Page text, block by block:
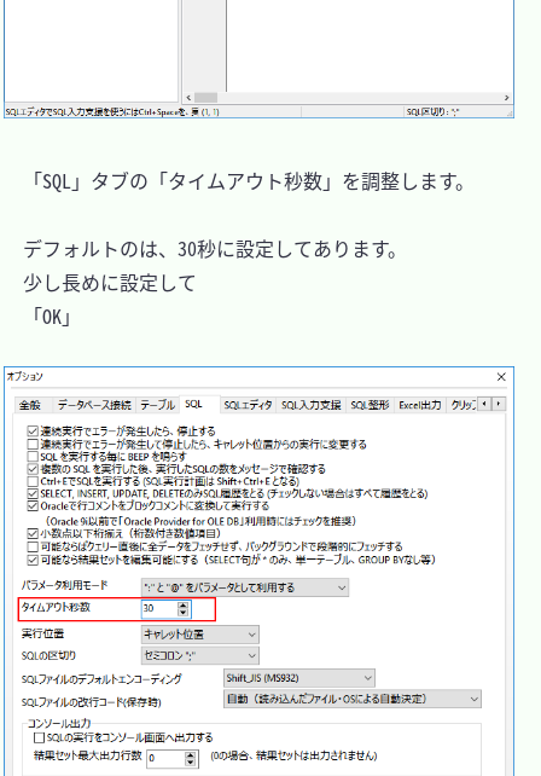
「SQL」タブの「タイムアウト秒数」を調整します。
デフォルトのは、30秒に設定してあります。
少し長めに設定して
「OK」